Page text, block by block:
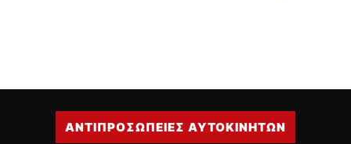
ΑΝΤΙΠΡΟΣΩΠΕΙΕΣ ΑΥΤΟΚΙΝΗΤΩΝ